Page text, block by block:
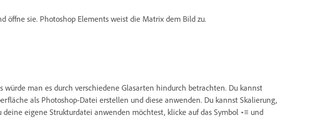
öffne sie. Photoshop Elements weist die Matrix dem Bild zu.
würde man es durch verschiedene Glasarten hindurch betrachten. Du kannst
als Photoshop-Datei erstellen und diese anwenden. Du kannst Skalierung,
eigene Strukturdatei anwenden möchtest, klicke auf das Symbol
und